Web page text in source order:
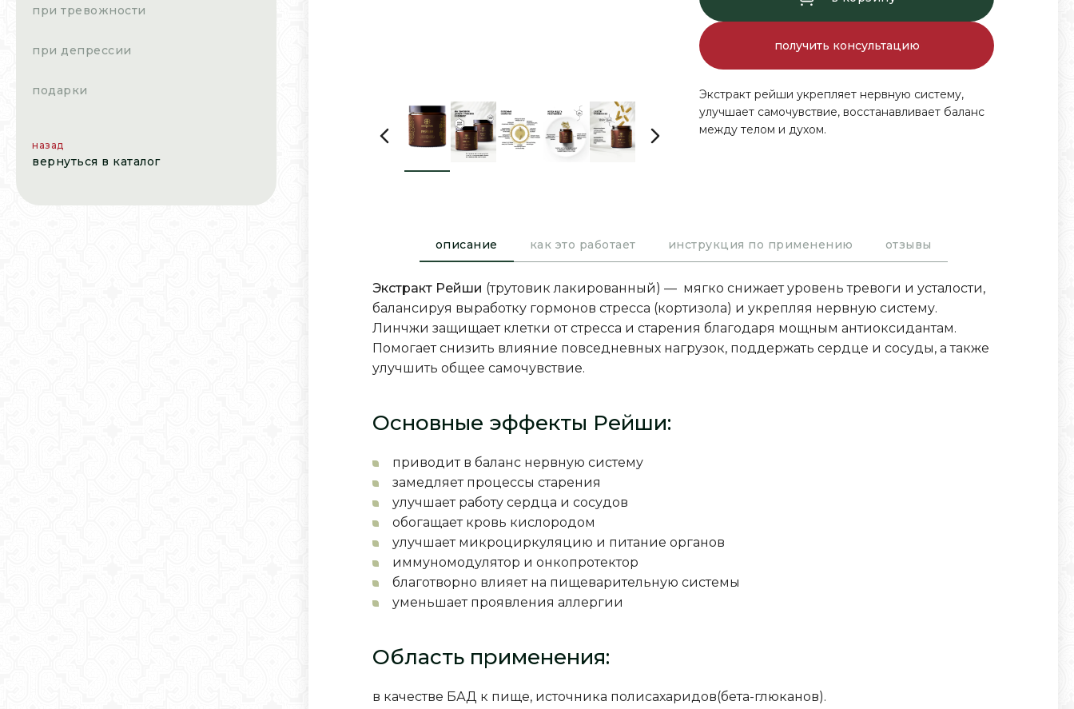
при тревожности
при депрессии
подарки
назад
вернуться в каталог
получить консультацию
Экстракт рейши укрепляет нервную систему,
улучшает самочувствие, восстанавливает баланс
между телом и духом.
описание как это работает инструкция по применению отзывы
Экстракт Рейши (трутовик лакированный) — мягко снижает уровень тревоги и усталости,
балансируя выработку гормонов стресса (кортизола) и укрепляя нервную систему.
Линчжи защищает клетки от стресса и старения благодаря мощным антиоксидантам.
Помогает снизить влияние повседневных нагрузок, поддержать сердце и сосуды, а также
улучшить общее самочувствие.
Основные эффекты Рейши:
приводит в баланс нервную систему
замедляет процессы старения
улучшает работу сердца и сосудов
обогащает кровь кислородом
улучшает микроциркуляцию и питание органов
иммуномодулятор и онкопротектор
благотворно влияет на пищеварительную системы
уменьшает проявления аллергии
Область применения:
в качестве БАД к пище, источника полисахаридов(бета-глюканов).